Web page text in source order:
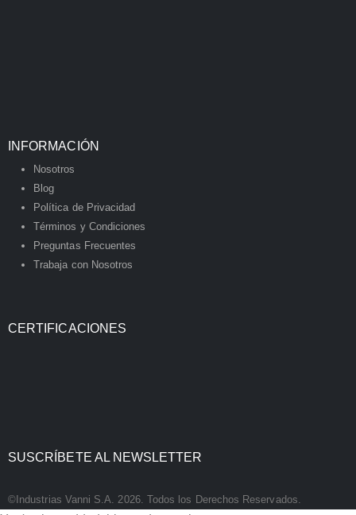
INFORMACIÓN
Nosotros
Blog
Política de Privacidad
Términos y Condiciones
Preguntas Frecuentes
Trabaja con Nosotros
CERTIFICACIONES
SUSCRÍBETE AL NEWSLETTER
©Industrias Vanni S.A. 2026. Todos los Derechos Reservados.